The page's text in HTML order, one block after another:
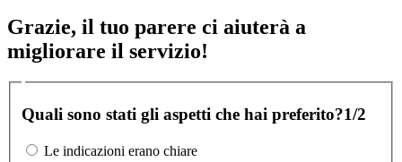
Grazie, il tuo parere ci aiuterà a
migliorare il servizio!
Quali sono stati gli aspetti che hai preferito?1/2
Le indicazioni erano chiare